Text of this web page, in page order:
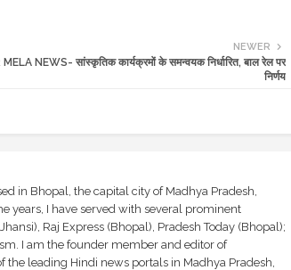
NEWER
NEWS- सांस्कृतिक कार्यक्रमों के समन्वयक निर्धारित, बाल रेल पर
निर्णय
in Bhopal, the capital city of Madhya Pradesh,
years, I have served with several prominent
Raj Express (Bhopal), Pradesh Today (Bhopal);
I am the founder member and editor of
leading Hindi news portals in Madhya Pradesh,